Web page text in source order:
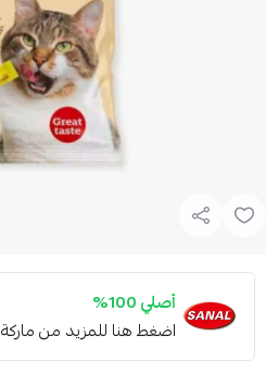
أصلي 100%
اضغط هنا للمزيد من ماركة